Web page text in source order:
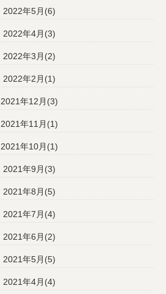
2022年5月(6)
2022年4月(3)
2022年3月(2)
2022年2月(1)
2021年12月(3)
2021年11月(1)
2021年10月(1)
2021年9月(3)
2021年8月(5)
2021年7月(4)
2021年6月(2)
2021年5月(5)
2021年4月(4)